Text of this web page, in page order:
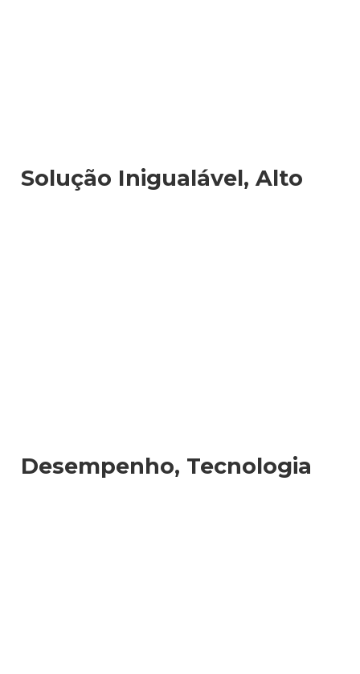
Solução Inigualável, Alto
Desempenho, Tecnologia